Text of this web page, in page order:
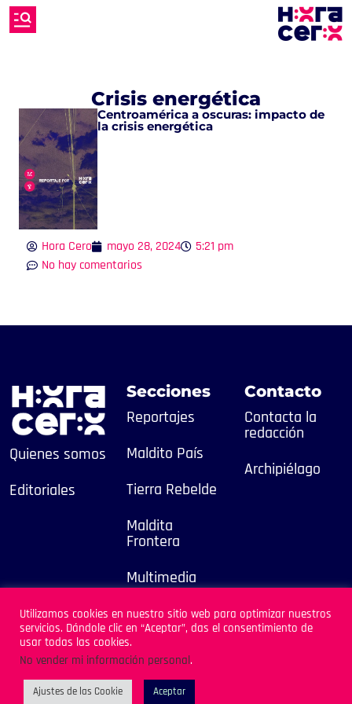
Crisis energética
Centroamérica a oscuras: impacto de
la crisis energética
Hora Cero mayo 28, 2024
5:21 pm
No hay comentarios
Quienes somos
Editoriales
Secciones
Reportajes
Maldito País
Tierra Rebelde
Maldita
Frontera
Multimedia
2025
Contacto
Contacta la
redacción
Archipiélago
Sitio Desarrollado por
Archipiélago
Utilizamos cookies en nuestro sitio web para optimizar nuestros
servicios. Dándole clic en “Aceptar”, das el consentimiento de
usar todas las cookies.
No vender mi información personal.
Ajustes de las Cookie Aceptar